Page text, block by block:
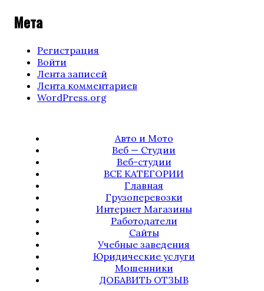
Мета
Регистрация
Войти
Лента записей
Лента комментариев
WordPress.org
Авто и Мото
Веб — Студии
Веб-студии
ВСЕ КАТЕГОРИИ
Главная
Грузоперевозки
Интернет Магазины
Работодатели
Сайты
Учебные заведения
Юридические услуги
Мошенники
ДОБАВИТЬ ОТЗЫВ